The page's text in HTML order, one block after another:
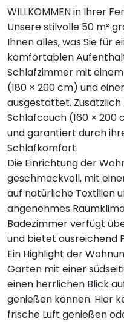
WILLKOMMEN in Ihrer
Unsere stilvolle 50 m²
Ihnen alles, was Sie für
komfortablen
Schlafzimmer mit
(180 × 200 cm) und
ausgestattet.
Schlafcouch (160 ×
und garantiert durch
Schlafkomfort.
Die Einrichtung der
geschmackvoll, mit
auf natürliche Textilien
angenehmes
Badezimmer verfügt
und bietet ausreichend
Ein Highlight der
Garten mit einer
einen herrlichen Blick
genießen können. Hier
frische Luft genießen